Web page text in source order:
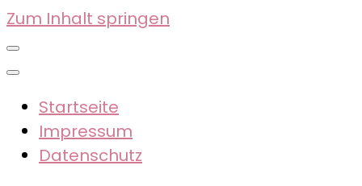
Zum Inhalt springen
Startseite
Impressum
Datenschutz